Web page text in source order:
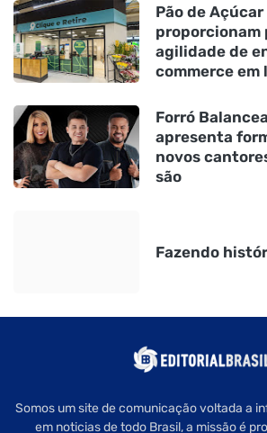
Pão de
proporcionam
agilidade de
commerce em
Forró
apresenta
novos
são
Fazendo
Somos um site de comunicação voltada a
em noticias de todo Brasil, a missão é